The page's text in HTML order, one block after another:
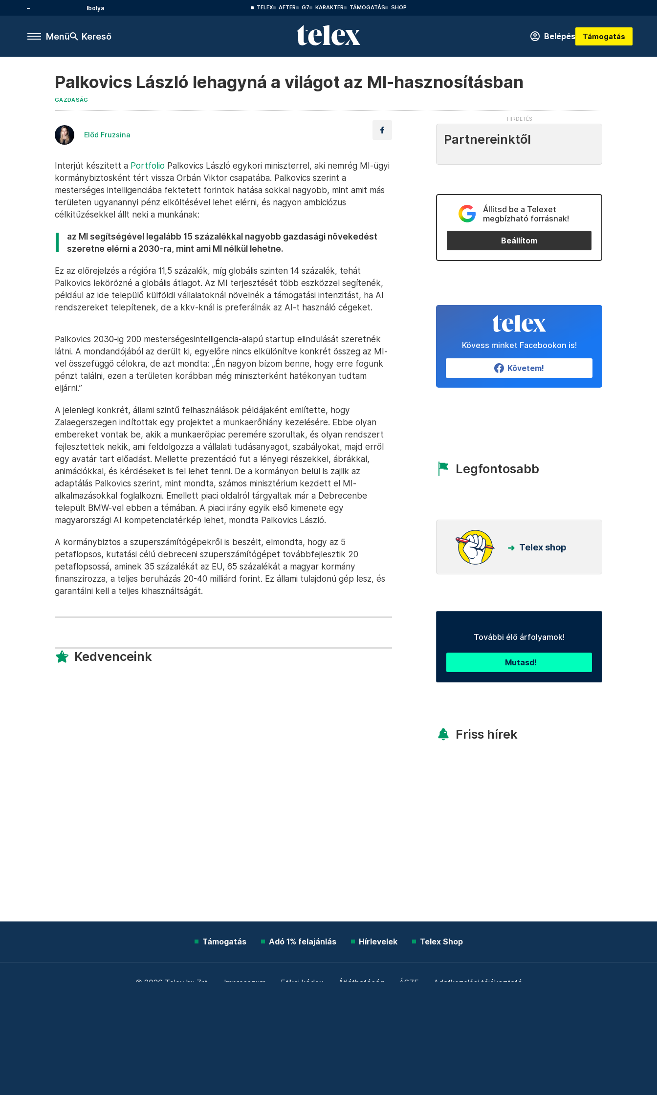
Ibolya TELEX AFTER G7 KARAKTER TÁMOGATÁS SHOP
Menü Kereső Belépés Támogatás
Palkovics László lehagyná a világot az MI-hasznosításban
GAZDASÁG
Előd Fruzsina
Interjút készített a Portfolio Palkovics László egykori miniszterrel, aki nemrég MI-ügyi
kormánybiztosként tért vissza Orbán Viktor csapatába. Palkovics szerint a
mesterséges intelligenciába fektetett forintok hatása sokkal nagyobb, mint amit más
területen ugyanannyi pénz elköltésével lehet elérni, és nagyon ambiciózus
célkitűzésekkel állt neki a munkának:
az MI segítségével legalább 15 százalékkal nagyobb gazdasági növekedést
szeretne elérni a 2030-ra, mint ami MI nélkül lehetne.
Ez az előrejelzés a régióra 11,5 százalék, míg globális szinten 14 százalék, tehát
Palkovics lekörözné a globális átlagot. Az MI terjesztését több eszközzel segítenék,
például az ide települő külföldi vállalatoknál növelnék a támogatási intenzitást, ha AI
rendszereket telepítenek, de a kkv-knál is preferálnák az AI-t használó cégeket.
Palkovics 2030-ig 200 mesterségesintelligencia-alapú startup elindulását szeretnék
látni. A mondandójából az derült ki, egyelőre nincs elkülönítve konkrét összeg az MI-
vel összefüggő célokra, de azt mondta: „Én nagyon bízom benne, hogy erre fogunk
pénzt találni, ezen a területen korábban még miniszterként hatékonyan tudtam
eljárni.”
A jelenlegi konkrét, állami szintű felhasználások példájaként említette, hogy
Zalaegerszegen indítottak egy projektet a munkaerőhiány kezelésére. Ebbe olyan
embereket vontak be, akik a munkaerőpiac peremére szorultak, és olyan rendszert
fejlesztettek nekik, ami feldolgozza a vállalati tudásanyagot, szabályokat, majd erről
egy avatár tart előadást. Mellette prezentáció fut a lényegi részekkel, ábrákkal,
animációkkal, és kérdéseket is fel lehet tenni. De a kormányon belül is zajlik az
adaptálás Palkovics szerint, mint mondta, számos minisztérium kezdett el MI-
alkalmazásokkal foglalkozni. Emellett piaci oldalról tárgyaltak már a Debrecenbe
települt BMW-vel ebben a témában. A piaci irány egyik első kimenete egy
magyarországi AI kompetenciatérkép lehet, mondta Palkovics László.
A kormánybiztos a szuperszámítógépekről is beszélt, elmondta, hogy az 5
petaflopsos, kutatási célú debreceni szuperszámítógépet továbbfejlesztik 20
petaflopsossá, aminek 35 százalékát az EU, 65 százalékát a magyar kormány
finanszírozza, a teljes beruházás 20-40 milliárd forint. Ez állami tulajdonú gép lesz, és
garantálni kell a teljes kihasználtságát.
Kedvenceink
Partnereinktől
Állítsd be a Telexet
megbízható forrásnak!
Beállítom
Kövess minket Facebookon is!
Követem!
Legfontosabb
Telex shop
További élő árfolyamok!
Mutasd!
Friss hírek
Támogatás Adó 1% felajánlás Hírlevelek Telex Shop
© 2026 Telex.hu Zrt. Impresszum Etikai kódex Átláthatóság ÁSZF Adatkezelési tájékoztató